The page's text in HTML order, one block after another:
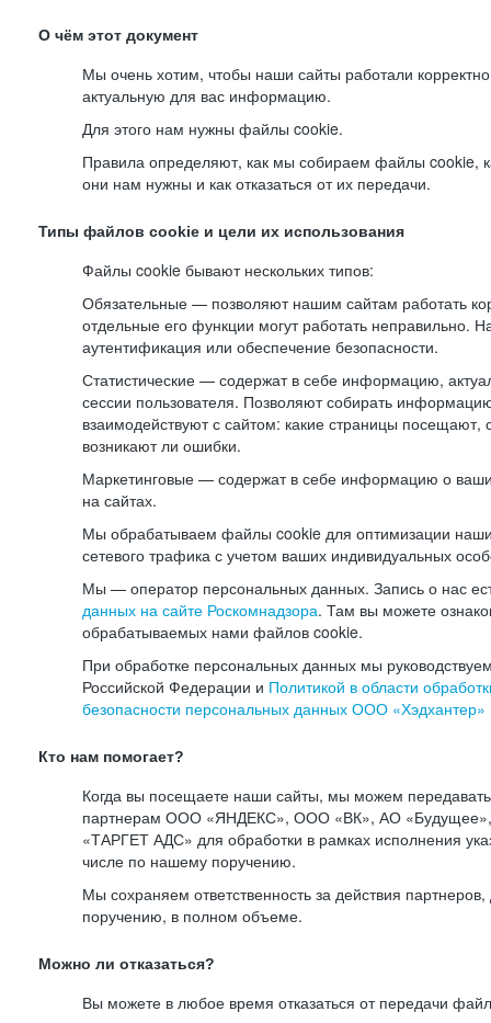
О чём этот документ
Мы очень хотим, чтобы наши сайты работали
актуальную для вас информацию.
Для этого нам нужны файлы cookie.
Правила определяют, как мы собираем файлы cookie,
они нам нужны и как отказаться от их передачи.
Типы файлов cookie и цели их использования
Файлы cookie бывают нескольких типов:
Обязательные — позволяют нашим сайтам работать
отдельные его функции могут работать неправильно.
аутентификация или обеспечение безопасности.
Статистические — содержат в себе информацию,
сессии пользователя. Позволяют собирать
взаимодействуют с сайтом: какие страницы посещают,
возникают ли ошибки.
Маркетинговые — содержат в себе информацию о
на сайтах.
Мы обрабатываем файлы cookie для оптимизации
сетевого трафика с учетом ваших индивидуальных
Мы — оператор персональных данных. Запись о нас
данных на сайте Роскомнадзора. Там вы можете
обрабатываемых нами файлов cookie.
При обработке персональных данных мы
Российской Федерации и Политикой в области
безопасности персональных данных ООО «Хэдхантер»
Кто нам помогает?
Когда вы посещаете наши сайты, мы можем
партнерам ООО «ЯНДЕКС», ООО «ВК», АО
«ТАРГЕТ АДС» для обработки в рамках исполнения
числе по нашему поручению.
Мы сохраняем ответственность за действия
поручению, в полном объеме.
Можно ли отказаться?
Вы можете в любое время отказаться от передачи